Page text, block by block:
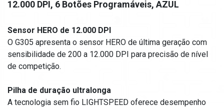
12.000 DPI, 6 Botões Programáveis, AZUL
Sensor HERO de 12.000 DPI
O G305 apresenta o sensor HERO de última geração com
sensibilidade de 200 a 12.000 DPI para precisão de nível
de competição.
Pilha de duração ultralonga
A tecnologia sem fio LIGHTSPEED oferece desempenho